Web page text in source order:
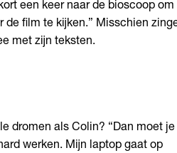
een keer naar de bioscoop om
de film te kijken.” Misschien
met zijn teksten.
dromen als Colin? “Dan moet je
werken. Mijn laptop gaat op